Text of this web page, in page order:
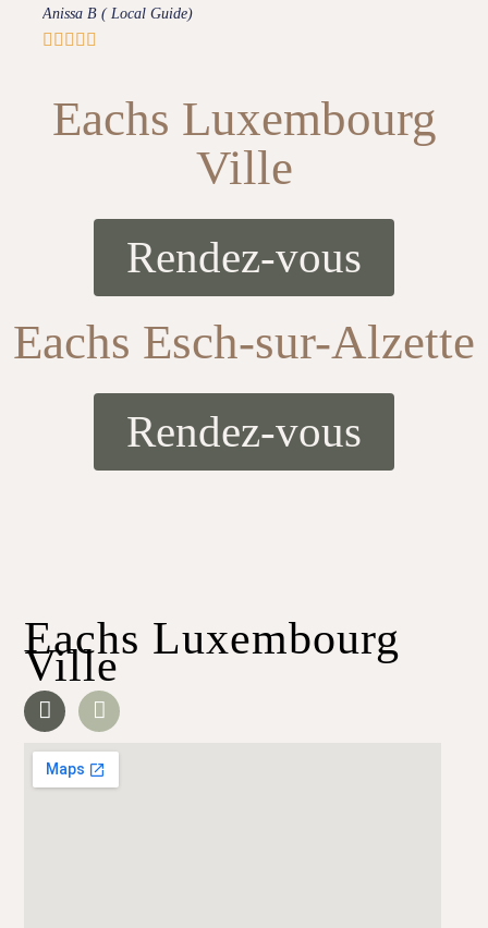
Anissa B ( Local Guide)
    
Eachs Luxembourg
Ville
Rendez-vous
Eachs Esch-sur-Alzette
Rendez-vous
Eachs Luxembourg
Ville